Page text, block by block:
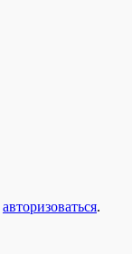
авторизоваться.